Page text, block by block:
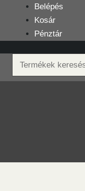
tartalomba
Belépés
Kosár
Pénztár
Keresés